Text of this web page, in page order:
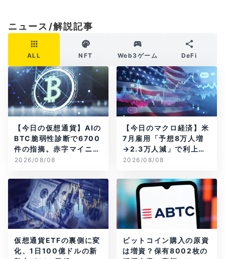
ニュース/解説記事
ALL NFT Web3ゲーム DeFi
【今日の仮想通貨】AIの
BTC脆弱性診断で6700
件の指摘。赤字マイニン
グ企業はAIに賭ける
2026/08/08
【今日のマクロ経済】米
7月雇用「予想8万人増
→2.3万人減」で利上げ
観測後退
2026/08/08
仮想通貨ETFの裏側に変
化、1日100億ドルの新
ビットコイン購入の原資
は増資？保有8002枚の